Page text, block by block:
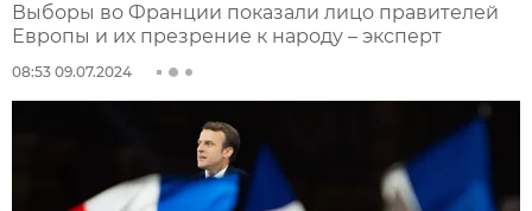
Выборы во Франции показали лицо правителей
Европы и их презрение к народу – эксперт
08:53 09.07.2024